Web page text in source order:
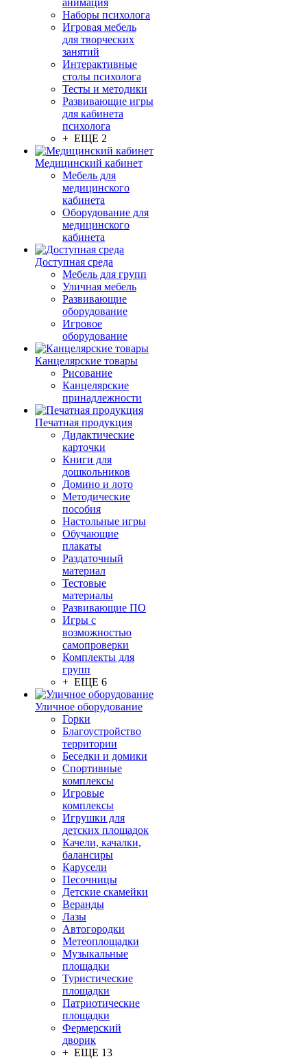
анимация
Наборы психолога
Игровая мебель
для творческих
занятий
Интерактивные
столы психолога
Тесты и методики
Развивающие игры
для кабинета
психолога
+ ЕЩЕ 2
Медицинский кабинет
Мебель для
медицинского
кабинета
Оборудование для
медицинского
кабинета
Доступная среда
Мебель для групп
Уличная мебель
Развивающие
оборудование
Игровое
оборудование
Канцелярские товары
Рисование
Канцелярские
принадлежности
Печатная продукция
Дидактические
карточки
Книги для
дошкольников
Домино и лото
Методические
пособия
Настольные игры
Обучающие
плакаты
Раздаточный
материал
Тестовые
материалы
Развивающие ПО
Игры с
возможностью
самопроверки
Комплекты для
групп
+ ЕЩЕ 6
Уличное оборудование
Горки
Благоустройство
территории
Беседки и домики
Спортивные
комплексы
Игровые
комплексы
Игрушки для
детских площадок
Качели, качалки,
балансиры
Карусели
Песочницы
Детские скамейки
Веранды
Лазы
Автогородки
Метеоплощадки
Музыкальные
площадки
Туристические
площадки
Патриотические
площадки
Фермерский
дворик
+ ЕЩЕ 13